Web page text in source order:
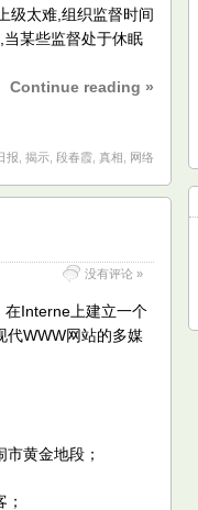
级太难,组织监督时间
某些监督处于休眠
Continue reading »
报 揭示 段春霞 真相 网络
没有评论 »
Interne上建立一个
代WWW网站的多媒
黄金地段；